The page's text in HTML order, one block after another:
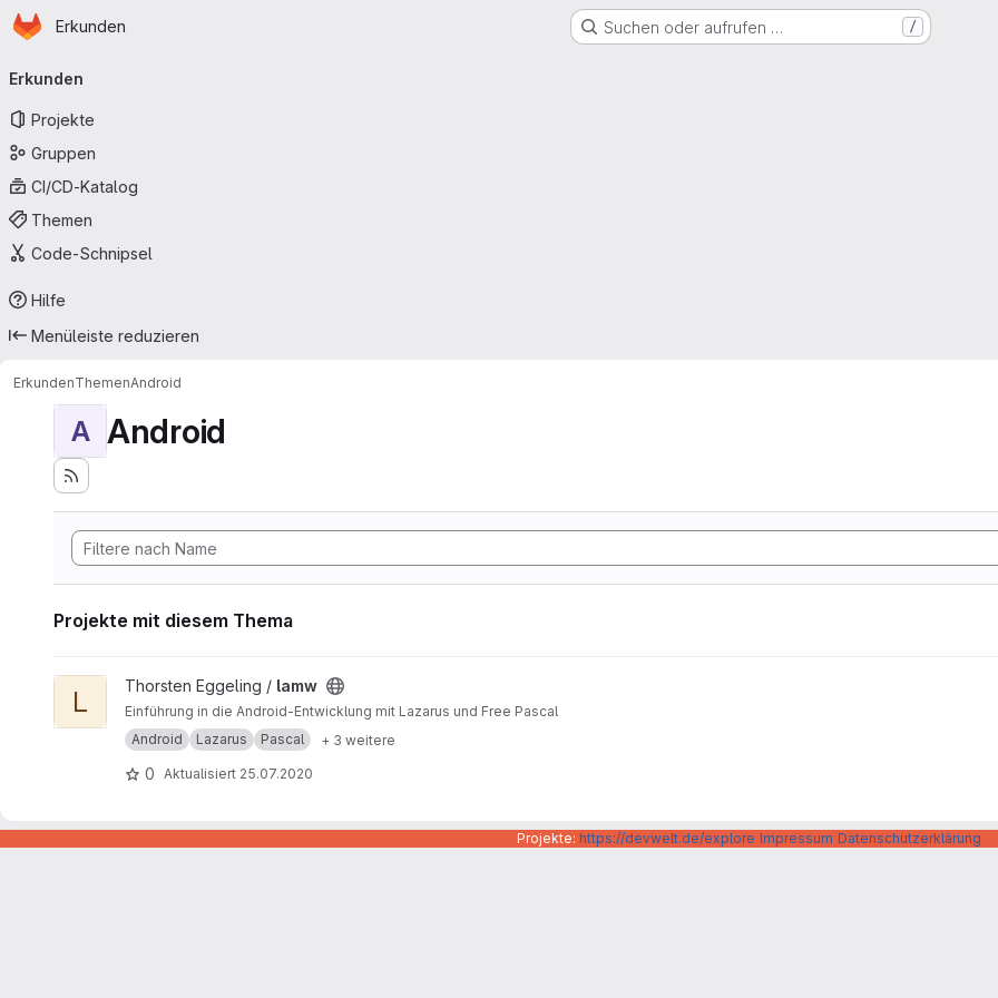
Zum Hauptinhalt springen
StartseiteErkunden Suchen oder aufrufen … /
Erkunden
Projekte
Gruppen
CI/CD-Katalog
Themen
Code-Schnipsel
Hilfe
Menüleiste reduzieren
ErkundenThemenAndroid
A Android
Projekte mit diesem Thema
Projekt lamw ansehen
L Thorsten Eggeling / lamw
Einführung in die Android-Entwicklung mit Lazarus und Free Pascal
Android
Lazarus Pascal + 3 weitere
0 Aktualisiert 25.07.2020
Projekte: https://devwelt.de/explore Impressum Datenschutzerklärung